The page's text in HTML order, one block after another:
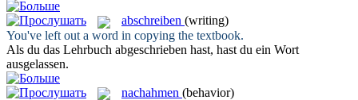
abschreiben (writing)
You've left out a word in copying the textbook.
Als du das Lehrbuch abgeschrieben hast, hast du ein Wort
ausgelassen.
nachahmen (behavior)